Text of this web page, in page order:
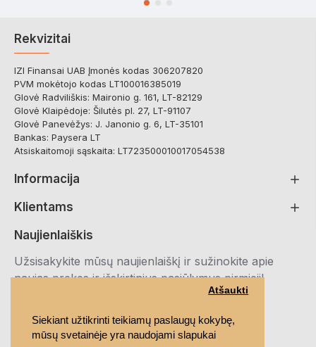
Siekiant užtikrinti teikiamų paslaugų kokybę,
mūsų svetainėje yra naudojami slapukai
Atšaukti
Rekvizitai
IZI Finansai UAB Įmonės kodas 306207820
PVM mokėtojo kodas LT100016385019
Glovė Radviliškis: Maironio g. 161, LT-82129
Glovė Klaipėdoje: Šilutės pl. 27, LT-91107
Glovė Panevėžys: J. Janonio g. 6, LT-35101
Bankas: Paysera LT
Atsiskaitomoji sąskaita: LT723500010017054538
Informacija
Klientams
Naujienlaiškis
Užsisakykite mūsų naujienlaiškį ir sužinokite apie
naujas prekes ir išskirtinius pasiūlymus pirmieji!
Susipažinau ir sutinku su Privatumo politika